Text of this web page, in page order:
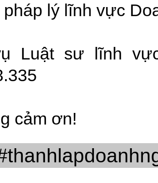
pháp lý lĩnh vực
Luật sư lĩnh
cảm ơn!